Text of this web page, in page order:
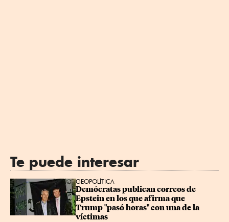
Te puede interesar
GEOPOLÍTICA
Demócratas publican correos de
Epstein en los que afirma que
Trump "pasó horas" con una de la
víctimas